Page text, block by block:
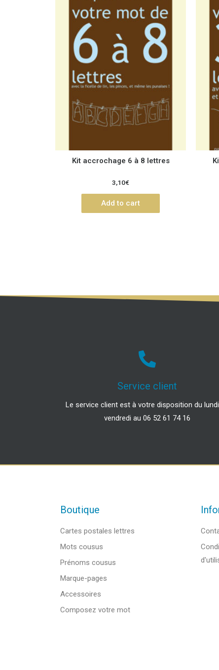
Kit accrochage 6 à 8 lettres
3,10€
Add to cart
Service client
Le service client est à votre disposition du
vendredi au 06 52 61 74 16
Boutique
Cartes postales lettres
Mots cousus
Prénoms cousus
Marque-pages
Accessoires
Composez votre mot